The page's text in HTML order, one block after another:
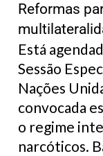
Reformas
Está
Sessão
Nações
convocada
o regime
narcóticos.